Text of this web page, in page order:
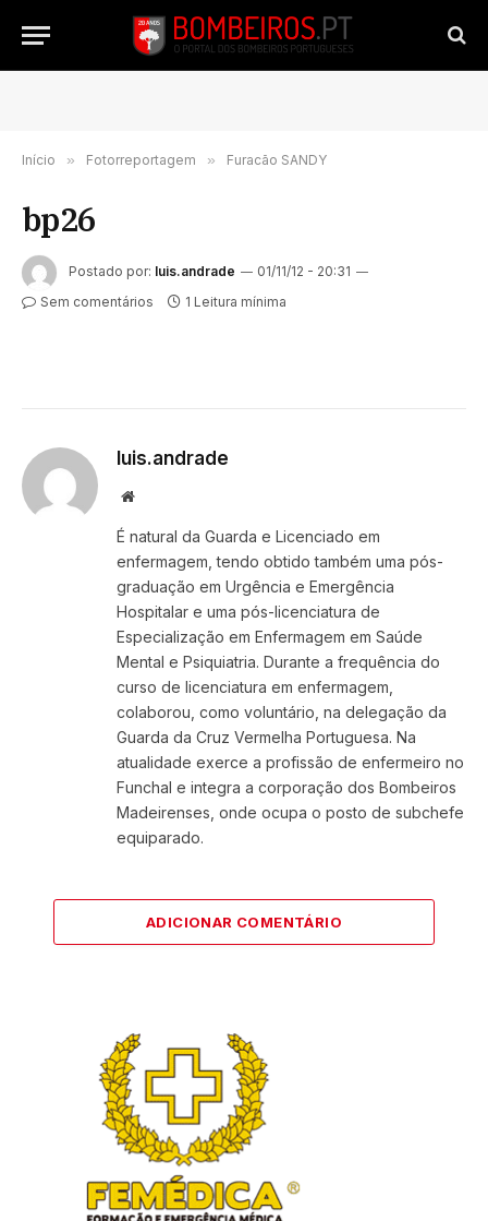
Início » Fotorreportagem » Furacão SANDY
bp26
Postado por: luis.andrade
01/11/12 - 20:31
Sem comentários
1 Leitura mínima
luis.andrade
Website
É natural da Guarda e Licenciado em
enfermagem, tendo obtido também uma pós-
graduação em Urgência e Emergência
Hospitalar e uma pós-licenciatura de
Especialização em Enfermagem em Saúde
Mental e Psiquiatria. Durante a frequência do
curso de licenciatura em enfermagem,
colaborou, como voluntário, na delegação da
Guarda da Cruz Vermelha Portuguesa. Na
atualidade exerce a profissão de enfermeiro no
Funchal e integra a corporação dos Bombeiros
Madeirenses, onde ocupa o posto de subchefe
equiparado.
ADICIONAR COMENTÁRIO